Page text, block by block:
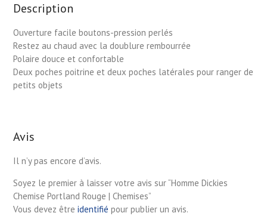
Description
Ouverture facile boutons-pression perlés
Restez au chaud avec la doublure rembourrée
Polaire douce et confortable
Deux poches poitrine et deux poches latérales pour ranger de
petits objets
Avis
Il n’y pas encore d’avis.
Soyez le premier à laisser votre avis sur “Homme Dickies
Chemise Portland Rouge | Chemises”
Vous devez être identifié pour publier un avis.